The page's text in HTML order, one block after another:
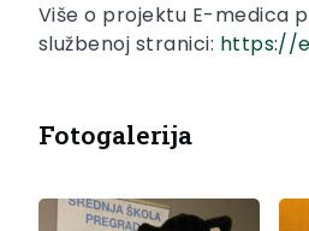
Više o projektu E-medica
službenoj stranici: https://
Fotogalerija